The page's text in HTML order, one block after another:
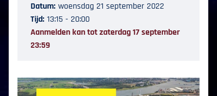
Datum: woensdag 21 september 2022
Tijd: 13:15 - 20:00
Aanmelden kan tot zaterdag 17 september
23:59